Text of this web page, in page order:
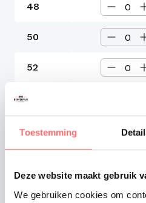
Toestemming
Deze website maakt gebruik
We gebruiken cookies om
48
50
52
54
56